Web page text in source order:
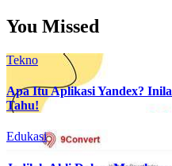
You Missed
Tekno
Apa Itu Aplikasi Yandex?
Tahu!
Edukasi